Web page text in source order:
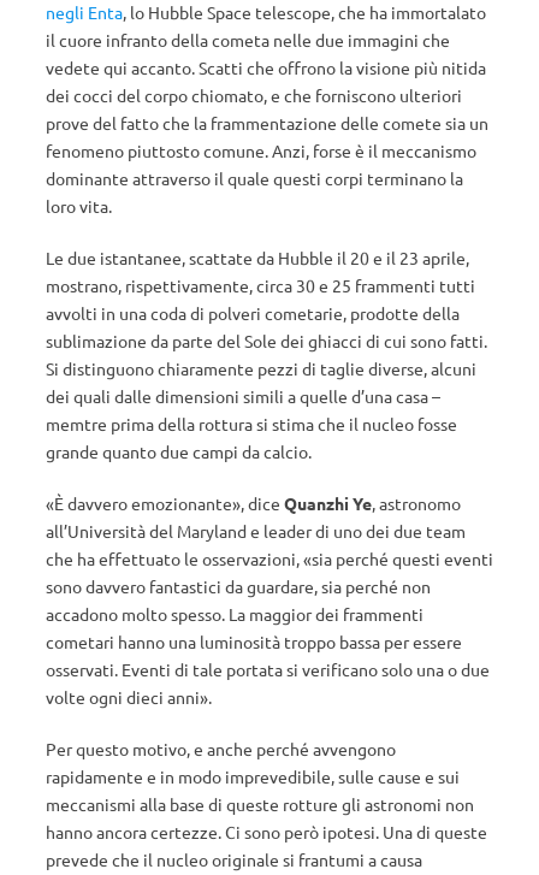
negli Enta, lo Hubble Space telescope, che ha immortalato
il cuore infranto della cometa nelle due immagini che
vedete qui accanto. Scatti che offrono la visione più nitida
dei cocci del corpo chiomato, e che forniscono ulteriori
prove del fatto che la frammentazione delle comete sia un
fenomeno piuttosto comune. Anzi, forse è il meccanismo
dominante attraverso il quale questi corpi terminano la
loro vita.
Le due istantanee, scattate da Hubble il 20 e il 23 aprile,
mostrano, rispettivamente, circa 30 e 25 frammenti tutti
avvolti in una coda di polveri cometarie, prodotte della
sublimazione da parte del Sole dei ghiacci di cui sono fatti.
Si distinguono chiaramente pezzi di taglie diverse, alcuni
dei quali dalle dimensioni simili a quelle d’una casa –
memtre prima della rottura si stima che il nucleo fosse
grande quanto due campi da calcio.
«È davvero emozionante», dice Quanzhi Ye, astronomo
all’Università del Maryland e leader di uno dei due team
che ha effettuato le osservazioni, «sia perché questi eventi
sono davvero fantastici da guardare, sia perché non
accadono molto spesso. La maggior dei frammenti
cometari hanno una luminosità troppo bassa per essere
osservati. Eventi di tale portata si verificano solo una o due
volte ogni dieci anni».
Per questo motivo, e anche perché avvengono
rapidamente e in modo imprevedibile, sulle cause e sui
meccanismi alla base di queste rotture gli astronomi non
hanno ancora certezze. Ci sono però ipotesi. Una di queste
prevede che il nucleo originale si frantumi a causa